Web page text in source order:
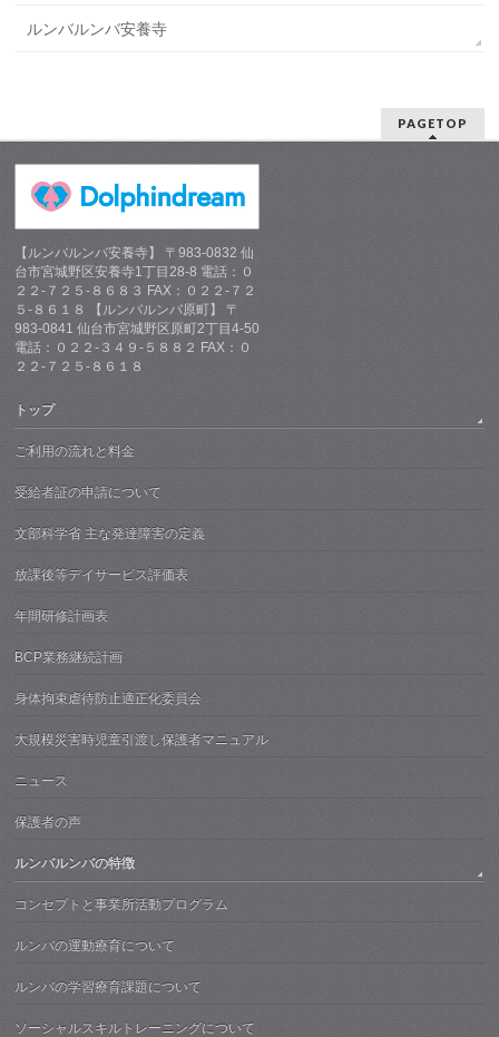
ルンバルンバ安養寺
PAGETOP
【ルンバルンバ安養寺】 〒983-0832 仙
台市宮城野区安養寺1丁目28-8 電話：０
２２-７２５-８６８３ FAX：０２２-７２
５-８６１８ 【ルンバルンバ原町】 〒
983-0841 仙台市宮城野区原町2丁目4-50
電話：０２２-３４９-５８８２ FAX：０
２２-７２５-８６１８
トップ
ご利用の流れと料金
受給者証の申請について
文部科学省 主な発達障害の定義
放課後等デイサービス評価表
年間研修計画表
BCP業務継続計画
身体拘束虐待防止適正化委員会
大規模災害時児童引渡し保護者マニュアル
ニュース
保護者の声
ルンバルンバの特徴
コンセプトと事業所活動プログラム
ルンバの運動療育について
ルンバの学習療育課題について
ソーシャルスキルトレーニングについて